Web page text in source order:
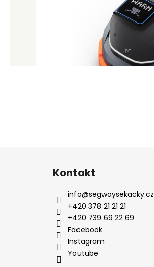
Kontakt
info@segwaysekacky.cz
+420 378 21 21 21
+420 739 69 22 69
Facebook
Youtube